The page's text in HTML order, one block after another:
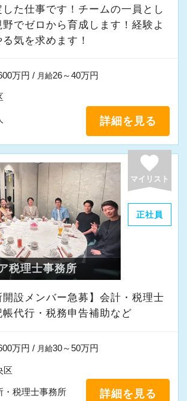
た仕事です！チームの一員とし
でゼロから育成します！経験よ
気を求めます！
万円 / 月給26～40万円
詳細を見る
favorite
マイリスト
正社員
税理士事務所
開設メンバー急募】会計・税理士
代行・税務申告補助など
万円 / 月給30～50万円
区
・税理士事務所 詳細を見る